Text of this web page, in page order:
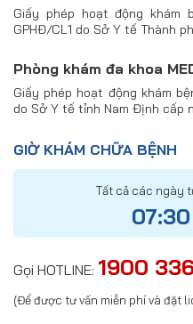
Giấy phép hoạt động khám
GPHĐ/CL1 do Sở Y tế Thành
Phòng khám đa khoa
Giấy phép hoạt động khám
do Sở Y tế tỉnh Nam Định cấp
GIỜ KHÁM CHỮA BỆNH
Tất cả các ngày
Gọi HOTLINE: 1900
(Để được tư vấn miễn phí và đặt